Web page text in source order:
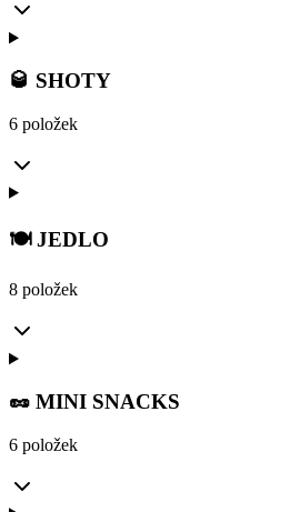
🥃 SHOTY
6 položek
🍽️ JEDLO
8 položek
🥜 MINI SNACKS
6 položek